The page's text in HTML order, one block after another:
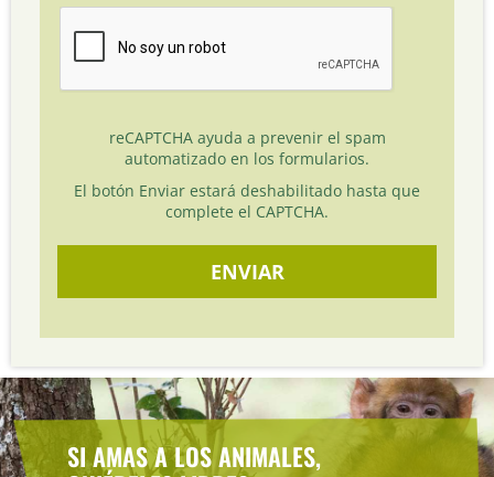
reCAPTCHA ayuda a prevenir el spam
automatizado en los formularios.
El botón Enviar estará deshabilitado hasta que
complete el CAPTCHA.
SI AMAS A LOS ANIMALES,